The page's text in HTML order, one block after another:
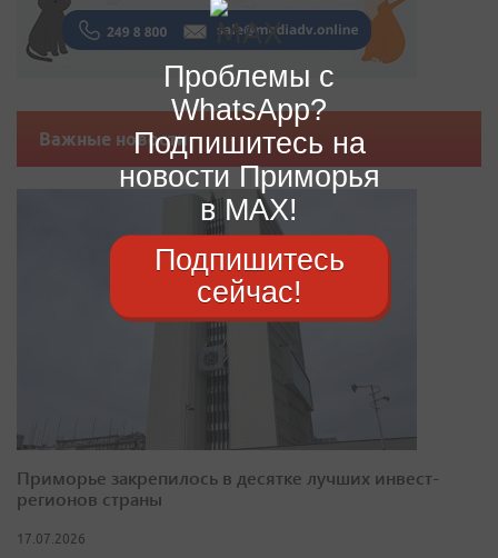
Важные новости
Приморье закрепилось в десятке лучших инвест-
регионов страны
17.07.2026
Проблемы с
WhatsApp?
Подпишитесь на
новости Приморья
в MAX!
Подпишитесь
сейчас!